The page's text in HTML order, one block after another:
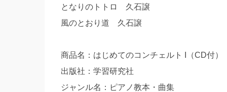
となりのトトロ 久石譲
風のとおり道 久石譲
商品名：はじめてのコンチェルト I（CD付）
出版社：学習研究社
ジャンル名：ピアノ教本・曲集